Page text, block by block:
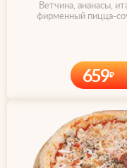
Ветчина, ананасы,
фирменный пицца-
659